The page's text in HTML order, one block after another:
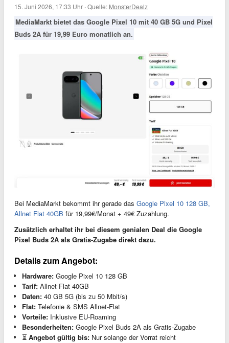
15. Juni 2026, 17:33 Uhr ·Quelle: MonsterDealz
MediaMarkt bietet das Google Pixel 10 mit 40 GB 5G und Pixel
Buds 2A für 19,99 Euro monatlich an.
Bei MediaMarkt bekommt ihr gerade das Google Pixel 10 128 GB,
Allnet Flat 40GB für 19,99€/Monat + 49€ Zuzahlung.
Zusätzlich erhaltet ihr bei diesem genialen Deal die Google
Pixel Buds 2A als Gratis-Zugabe direkt dazu.
Details zum Angebot:
Hardware: Google Pixel 10 128 GB
Tarif: Allnet Flat 40GB
Daten: 40 GB 5G (bis zu 50 Mbit/s)
Flat: Telefonie & SMS Allnet-Flat
Vorteile: Inklusive EU-Roaming
Besonderheiten: Google Pixel Buds 2A als Gratis-Zugabe
⏳ Angebot gültig bis: Nur solange der Vorrat reicht